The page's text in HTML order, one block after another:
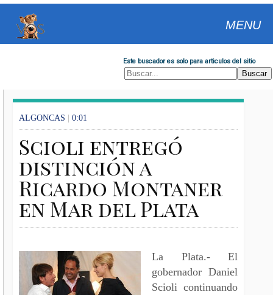
MENU
Este buscador es solo para articulos del sitio
ALGONCAS | 0:01
Scioli entregó
distinción a
Ricardo Montaner
en Mar del Plata
La Plata.- El
gobernador Daniel
Scioli continuando